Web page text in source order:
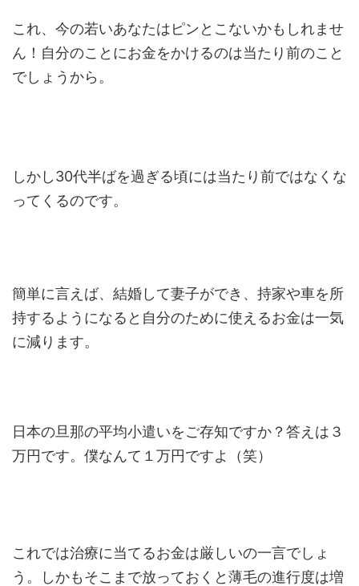
これ、今の若いあなたはピンとこないかもしれませ
ん！自分のことにお金をかけるのは当たり前のこと
でしょうから。
しかし30代半ばを過ぎる頃には当たり前ではなくな
ってくるのです。
簡単に言えば、結婚して妻子ができ、持家や車を所
持するようになると自分のために使えるお金は一気
に減ります。
日本の旦那の平均小遣いをご存知ですか？答えは３
万円です。僕なんて１万円ですよ（笑）
これでは治療に当てるお金は厳しいの一言でしょ
う。しかもそこまで放っておくと薄毛の進行度は増